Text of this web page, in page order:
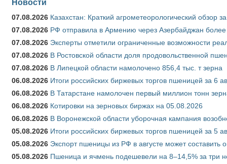
Новости
07.08.2026 Казахстан: Краткий агрометеорологический обзор
07.08.2026 РФ отправила в Армению через Азербайджан более
07.08.2026 Эксперты отметили ограниченные возможности
07.08.2026 В Ростовской области доля продовольственной
07.08.2026 В Липецкой области намолочено 856,4 тыс. т зерна
06.08.2026 Итоги российских биржевых торгов пшеницей за 6
06.08.2026 В Татарстане намолочен первый миллион тонн
06.08.2026 Котировки на зерновых биржах на 05.08.2026
06.08.2026 В Воронежской области уборочная кампания
05.08.2026 Итоги российских биржевых торгов пшеницей за 5
05.08.2026 Экспорт пшеницы из РФ в августе может составить
05.08.2026 Пшеница и ячмень подешевели на 8–14,5% за три